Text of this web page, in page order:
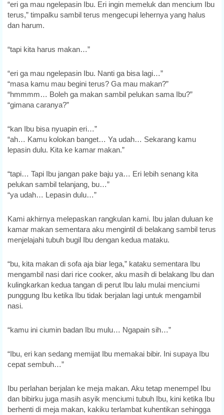
“eri ga mau ngelepasin Ibu. Eri ingin memeluk dan mencium Ibu
terus,” timpalku sambil terus mengecupi lehernya yang halus
dan harum.
“tapi kita harus makan…”
“eri ga mau ngelepasin Ibu. Nanti ga bisa lagi…”
“masa kamu mau begini terus? Ga mau makan?”
“hmmmm… Boleh ga makan sambil pelukan sama Ibu?”
“gimana caranya?”
“kan Ibu bisa nyuapin eri…”
“ah… Kamu kolokan banget… Ya udah… Sekarang kamu
lepasin dulu. Kita ke kamar makan.”
“tapi… Tapi Ibu jangan pake baju ya… Eri lebih senang kita
pelukan sambil telanjang, bu…”
“ya udah… Lepasin dulu…”
Kami akhirnya melepaskan rangkulan kami. Ibu jalan duluan ke
kamar makan sementara aku mengintil di belakang sambil terus
menjelajahi tubuh bugil Ibu dengan kedua mataku.
“bu, kita makan di sofa aja biar lega,” kataku sementara Ibu
mengambil nasi dari rice cooker, aku masih di belakang Ibu dan
kulingkarkan kedua tangan di perut Ibu lalu mulai menciumi
punggung Ibu ketika Ibu tidak berjalan lagi untuk mengambil
nasi.
“kamu ini ciumin badan Ibu mulu… Ngapain sih…”
“Ibu, eri kan sedang memijat Ibu memakai bibir. Ini supaya Ibu
cepat sembuh…”
Ibu perlahan berjalan ke meja makan. Aku tetap menempel Ibu
dan bibirku juga masih asyik menciumi tubuh Ibu, kini ketika Ibu
berhenti di meja makan, kakiku terlambat kuhentikan sehingga